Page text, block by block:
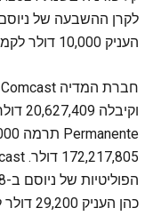
העניק 10,000 דולר לקמפיין של המושל ב-2018.